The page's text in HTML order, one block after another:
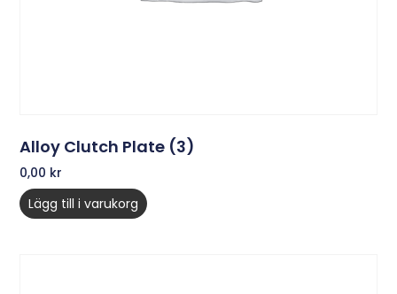
Alloy Clutch Plate (3)
0,00 kr
Lägg till i varukorg